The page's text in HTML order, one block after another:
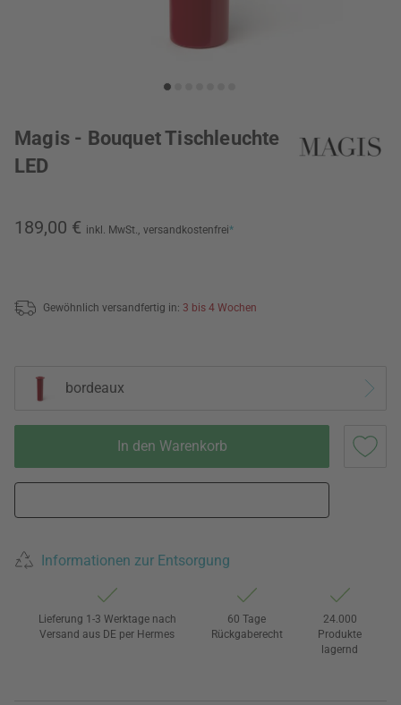
Magis - Bouquet Tischleuchte
LED
189,00 € inkl. MwSt., versandkostenfrei*
Gewöhnlich versandfertig in: 3 bis 4 Wochen
bordeaux
In den Warenkorb
Informationen zur Entsorgung
Lieferung 1-3 Werktage nach
Versand aus DE per Hermes
60 Tage
Rückgaberecht
24.000
Produkte
lagernd